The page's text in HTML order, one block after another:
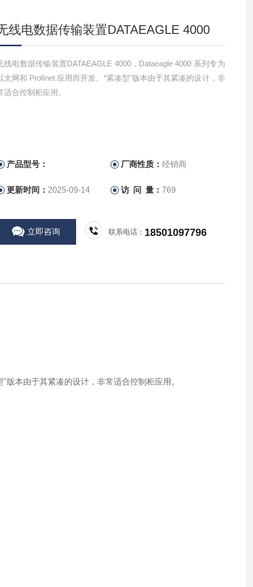
线电数据传输装置DATAEAGLE 4000
线电数据传输装置DATAEAGLE 4000，Dataeagle 4000 系列专为
太网和 Profinet 应用而开发。“紧凑型"版本由于其紧凑的设计，非
适合控制柜应用。
产品型号： 厂商性质：经销商
更新时间： 2025-09-14 访 问 量： 769
立即咨询 联系电话： 18501097796
本由于其紧凑的设计，非常适合控制柜应用。